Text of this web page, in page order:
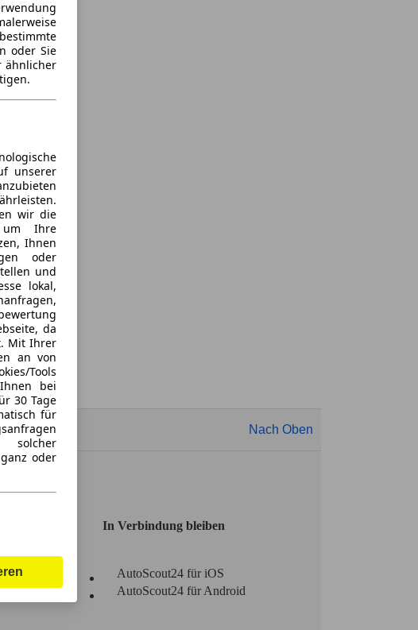
Nach Oben
In Verbindung bleiben
AutoScout24 für iOS
AutoScout24 für Android
oder Sie
ähnlicher
unserer
wir die
um Ihre
Ihnen
oder
und
lokal,
da
Mit Ihrer
an von
Tools
bei
30 Tage
für
solcher
oder